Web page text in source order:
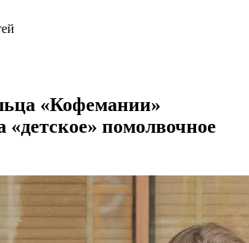
«Кофемании»
«детское» помолвочное